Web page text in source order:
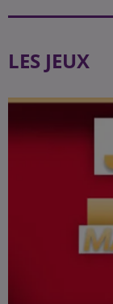
LES JEUX